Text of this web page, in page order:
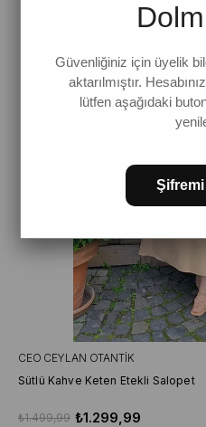
CEO CEYLAN OTANTIK
Sütlü Kahve Keten Etekli Salopet
₺1.299,99
₺1.499,99
Güvenliğiniz için üyelik
aktarılmıştır.
lütfen aşağıdaki